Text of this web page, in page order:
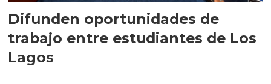
Difunden oportunidades de
trabajo entre estudiantes de Los
Lagos